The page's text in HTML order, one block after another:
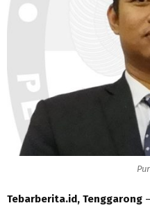
Tebarberita.id, Tenggarong